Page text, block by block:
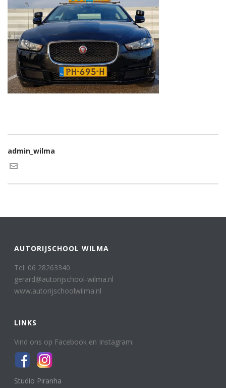
admin_wilma
AUTORIJSCHOOL WILMA
Tel: 06 28263340
gerard@autorijschool-wilma.nl
www.autorijschoolwilma.nl
LINKS
Vind ons op Facebook en Instagram:
Studio Piranha